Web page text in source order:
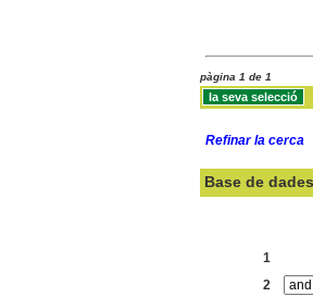
pàgina 1 de 1
Refinar la cerca
Base de dades
1
2